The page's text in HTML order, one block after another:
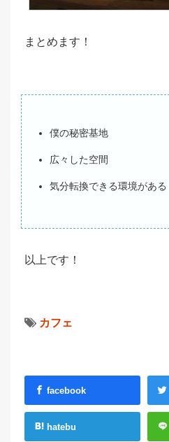
まとめます！
僕の秘密基地
広々した空間
気分転換できる環境がある
以上です！
カフェ
facebook
hatebu